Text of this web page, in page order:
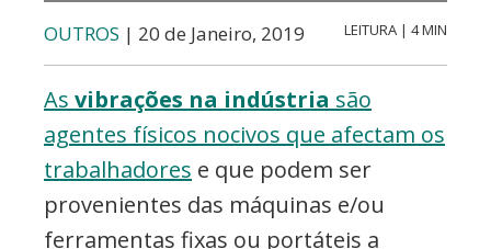
etc..
OUTROS | 20 de Janeiro, 2019 LEITURA | 4 MIN
As vibrações na indústria são
agentes físicos nocivos que afectam os
trabalhadores e que podem ser
provenientes das máquinas e/ou
ferramentas fixas ou portáteis a